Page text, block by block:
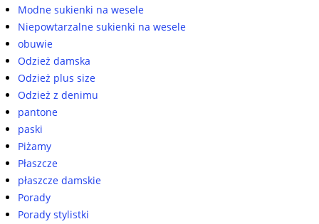
Modne sukienki na wesele
Niepowtarzalne sukienki na wesele
obuwie
Odzież damska
Odzież plus size
Odzież z denimu
pantone
paski
Piżamy
Płaszcze
płaszcze damskie
Porady
Porady stylistki